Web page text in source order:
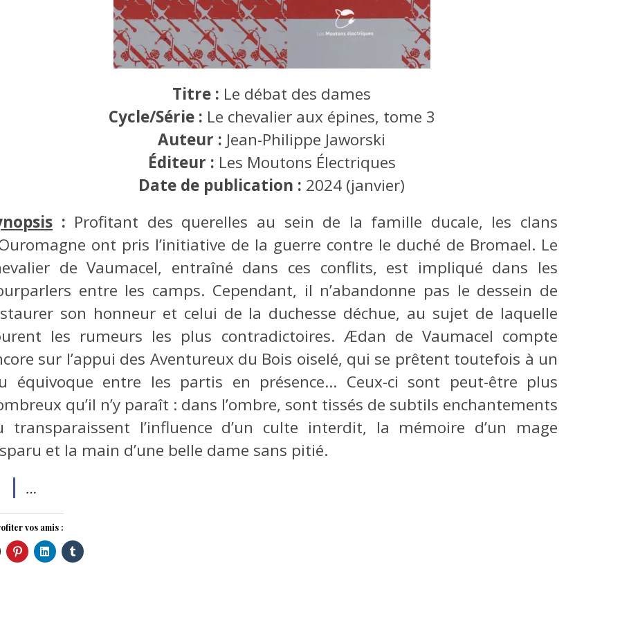
Titre : Le débat des dames
Cycle/Série : Le chevalier aux épines, tome 3
Auteur : Jean-Philippe Jaworski
Éditeur : Les Moutons Électriques
Date de publication : 2024 (janvier)
: Profitant des querelles au sein de la famille ducale, les clans
ont pris l’initiative de la guerre contre le duché de Bromael. Le
de Vaumacel, entraîné dans ces conflits, est impliqué dans les
entre les camps. Cependant, il n’abandonne pas le dessein de
son honneur et celui de la duchesse déchue, au sujet de laquelle
les rumeurs les plus contradictoires. Ædan de Vaumacel compte
sur l’appui des Aventureux du Bois oiselé, qui se prêtent toutefois à un
équivoque entre les partis en présence… Ceux-ci sont peut-être plus
qu’il n’y paraît : dans l’ombre, sont tissés de subtils enchantements
transparaissent l’influence d’un culte interdit, la mémoire d’un mage
et la main d’une belle dame sans pitié.
…
vos amis :